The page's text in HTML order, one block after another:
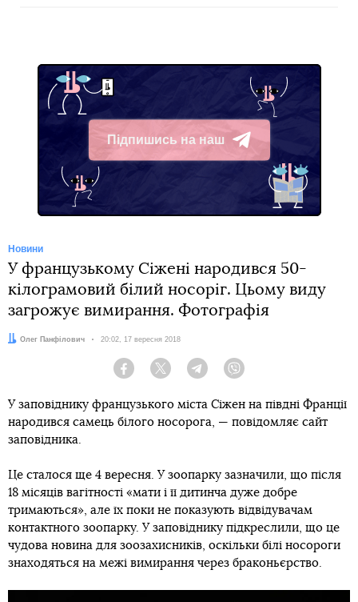
Підпишись на наш
Telegram
Новини
У французькому Сіжені народився 50-
кілограмовий білий носоріг. Цьому виду
загрожує вимирання. Фотографія
Автор:
Олег Панфілович Дата:
20:02, 17 вересня 2018
Facebook Twitter Telegram
У заповіднику французького міста Сіжен на півдні Франції
народився самець білого носорога, — повідомляє сайт
заповідника.
Це сталося ще 4 вересня. У зоопарку зазначили, що після
18 місяців вагітності «мати і її дитинча дуже добре
тримаються», але їх поки не показують відвідувачам
контактного зоопарку. У заповіднику підкреслили, що це
чудова новина для зоозахисників, оскільки білі носороги
знаходяться на межі вимирання через браконьєрство.